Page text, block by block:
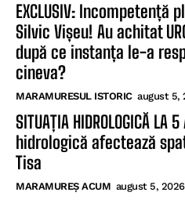
EXCLUSIV: Incompetență
Silvic Vișeu! Au achitat
după ce instanța le-a
cineva?
MARAMURESUL ISTORIC august 5,
SITUAȚIA HIDROLOGICĂ LA
hidrologică afectează
Tisa
MARAMUREȘ ACUM august 5, 2026